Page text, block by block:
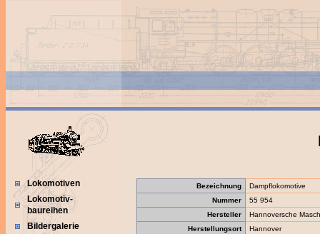
Lokomotiven
Lokomotiv-
baureihen
Bildergalerie
Bezeichnung
Dampflokomotive
Nummer
55 954
Hersteller
Hannoversche
Herstellungsort
Hannover